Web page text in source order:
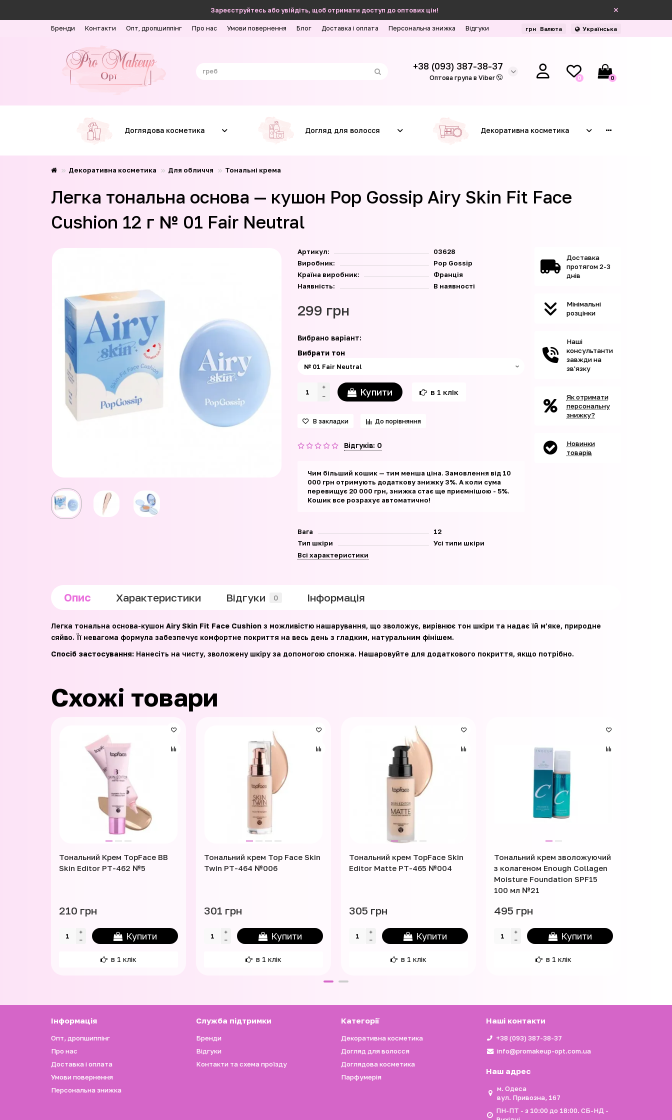
Зареєструйтесь або увійдіть, щоб отримати доступ до оптових цін!
Бренди Контакти Опт, дропшиппінг Про нас Умови повернення Блог Доставка і оплата Персональна знижка Відгуки грн Валюта Українська
+38 (093) 387-38-37
Оптова група в Viber 0 0
Доглядова косметика Догляд для волосся Декоративна косметика
Декоративна косметика Для обличчя Тональні крема
Легка тональна основа — кушон Pop Gossip Airy Skin Fit Face
Cushion 12 г № 01 Fair Neutral
Артикул:
03628
Виробник:
Pop Gossip
Країна виробник:
Франція
Наявність:
В наявності
299 грн
Вибрано варіант:
Вибрати тон
Купити в 1 клік
В закладки До порівняння
Відгуків: 0
Чим більший кошик — тим менша ціна. Замовлення від 10
000 грн отримують додаткову знижку 3%. А коли сума
перевищує 20 000 грн, знижка стає ще приємнішою - 5%.
Кошик все розрахує автоматично!
Вага
12
Тип шкіри
Усі типи шкіри
Всі характеристики
Доставка
протягом 2-3
днів
Мінімальні
розцінки
Наші
консультанти
завжди на
зв'язку
Як отримати
персональну
знижку?
Новинки
товарів
Опис Характеристики Відгуки 0 Iнформація
Легка тональна основа-кушон Airy Skin Fit Face Cushion з можливістю нашарування, що зволожує, вирівнює тон шкіри та надає їй м’яке, природне
сяйво. Її невагома формула забезпечує комфортне покриття на весь день з гладким, натуральним фінішем.
Спосіб застосування: Нанесіть на чисту, зволожену шкіру за допомогою спонжа. Нашаровуйте для додаткового покриття, якщо потрібно.
Схожі товари
Тональний Крем TopFace BB
Skin Editor PT-462 №5
210 грн
Купити
в 1 клік
Тональний крем Top Face Skin
Twin PT-464 №006
301 грн
Купити
в 1 клік
Тональний крем TopFace Skin
Editor Matte PT-465 №004
305 грн
Купити
в 1 клік
Тональний крем зволожуючий
з колагеном Enough Collagen
Moisture Foundation SPF15
100 мл №21
495 грн
Купити
в 1 клік
Iнформація
Опт, дропшиппінг
Про нас
Доставка і оплата
Умови повернення
Персональна знижка
Служба підтримки
Бренди
Відгуки
Контакти та схема проїзду
Категорії
Декоративна косметика
Догляд для волосся
Доглядова косметика
Парфумерія
Наші контакти
+38 (093) 387-38-37
info@promakeup-opt.com.ua
Наш адрес
м. Одеса
вул. Привозна, 167
ПН-ПТ - з 10:00 до 18:00. СБ-НД -